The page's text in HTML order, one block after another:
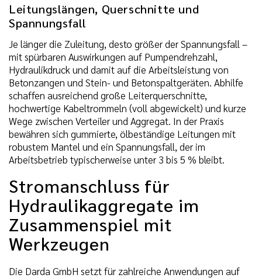
Leitungslängen, Querschnitte und
Spannungsfall
Je länger die Zuleitung, desto größer der Spannungsfall –
mit spürbaren Auswirkungen auf Pumpendrehzahl,
Hydraulikdruck und damit auf die Arbeitsleistung von
Betonzangen und Stein- und Betonspaltgeräten. Abhilfe
schaffen ausreichend große Leiterquerschnitte,
hochwertige Kabeltrommeln (voll abgewickelt) und kurze
Wege zwischen Verteiler und Aggregat. In der Praxis
bewähren sich gummierte, ölbeständige Leitungen mit
robustem Mantel und ein Spannungsfall, der im
Arbeitsbetrieb typischerweise unter 3 bis 5 % bleibt.
Stromanschluss für
Hydraulikaggregate im
Zusammenspiel mit
Werkzeugen
Die Darda GmbH setzt für zahlreiche Anwendungen auf